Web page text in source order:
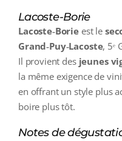
Lacoste-Borie
Lacoste‑Borie est le
Grand‑Puy‑Lacoste, 5ᵉ
Il provient des jeunes
la même exigence de
en offrant un style plus
boire plus tôt.
Notes de